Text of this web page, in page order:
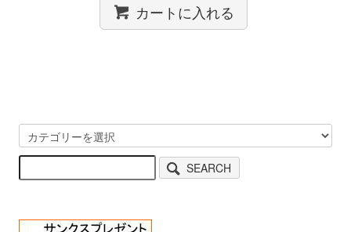
カートに入れる
SEARCH